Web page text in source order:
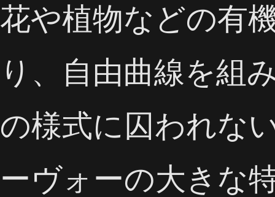
花や植物などの有
り、自由曲線を組
の様式に囚われな
ーヴォーの大きな